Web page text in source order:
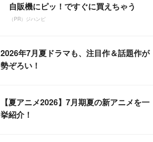
自販機にピッ！ですぐに買えちゃう
（PR）ジハンピ
2026年7月夏ドラマも、注目作＆話題作が
勢ぞろい！
【夏アニメ2026】7月期夏の新アニメを一
挙紹介！